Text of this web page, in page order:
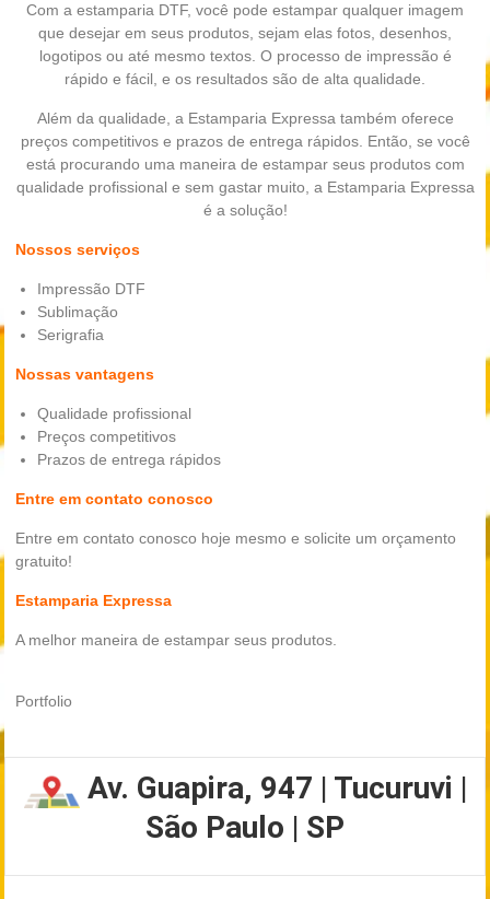
Com a estamparia DTF, você pode estampar qualquer imagem
que desejar em seus produtos, sejam elas fotos, desenhos,
logotipos ou até mesmo textos. O processo de impressão é
rápido e fácil, e os resultados são de alta qualidade.
Além da qualidade, a Estamparia Expressa também oferece
preços competitivos e prazos de entrega rápidos. Então, se você
está procurando uma maneira de estampar seus produtos com
qualidade profissional e sem gastar muito, a Estamparia Expressa
é a solução!
Nossos serviços
Impressão DTF
Sublimação
Serigrafia
Nossas vantagens
Qualidade profissional
Preços competitivos
Prazos de entrega rápidos
Entre em contato conosco
Entre em contato conosco hoje mesmo e solicite um orçamento
gratuito!
Estamparia Expressa
A melhor maneira de estampar seus produtos.
Portfolio
Av. Guapira, 947 | Tucuruvi |
São Paulo | SP